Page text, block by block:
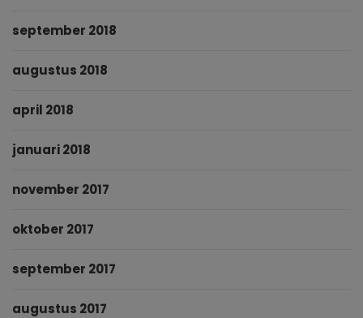
september 2018
augustus 2018
april 2018
januari 2018
november 2017
oktober 2017
september 2017
augustus 2017